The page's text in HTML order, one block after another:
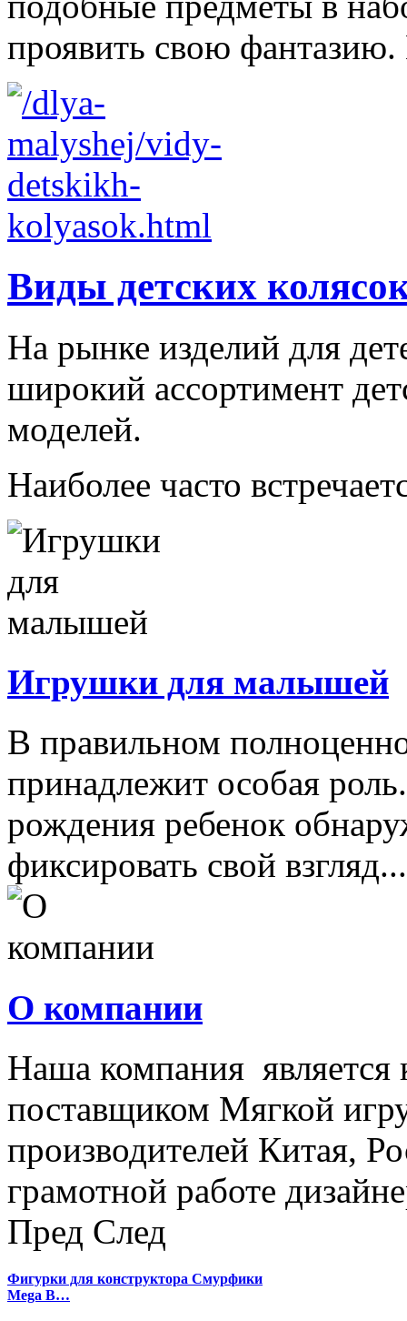
проявить свою
Виды детских
На рынке изделий для
широкий ассортимент
моделей.
Наиболее часто
Игрушки для малышей
В правильном
принадлежит особая
рождения ребенок
фиксировать свой взгляд...
О компании
Наша компания
поставщиком Мягкой
производителей Китая,
грамотной работе
Пред След
Фигурки для конструктора Смурфики
Mega B…